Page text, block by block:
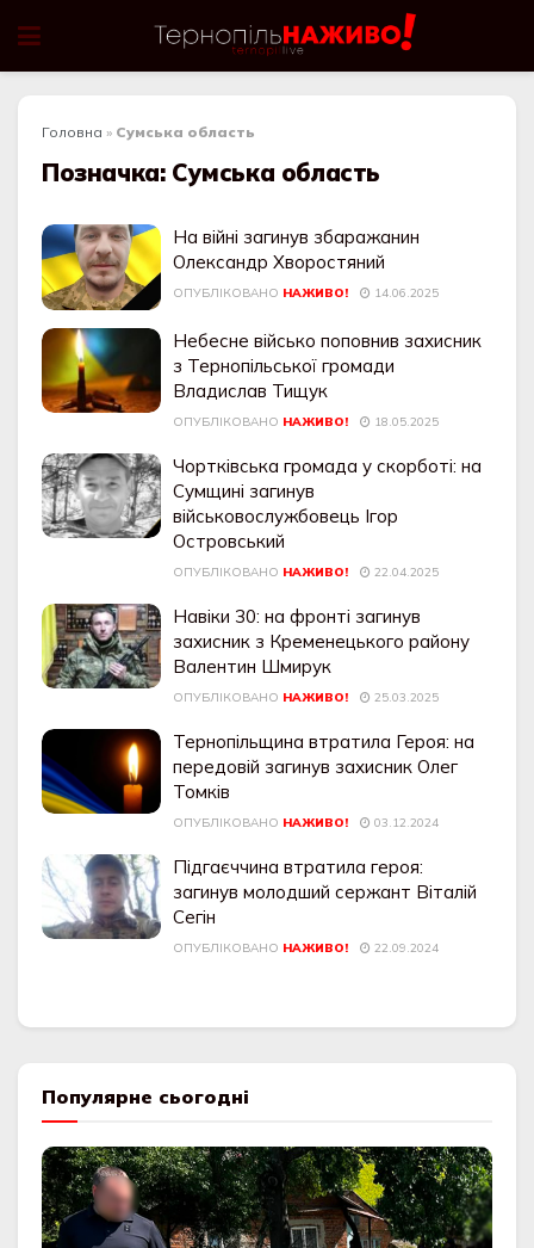
Головна » Сумська область
Позначка: Сумська область
На війні загинув збаражанин
Олександр Хворостяний
ОПУБЛІКОВАНО НАЖИВО! 14.06.2025
Небесне військо поповнив захисник
з Тернопільської громади
Владислав Тищук
ОПУБЛІКОВАНО НАЖИВО! 18.05.2025
Чортківська громада у скорботі: на
Сумщині загинув
військовослужбовець Ігор
Островський
ОПУБЛІКОВАНО НАЖИВО! 22.04.2025
Навіки 30: на фронті загинув
захисник з Кременецького району
Валентин Шмирук
ОПУБЛІКОВАНО НАЖИВО! 25.03.2025
Тернопільщина втратила Героя: на
передовій загинув захисник Олег
Томків
ОПУБЛІКОВАНО НАЖИВО! 03.12.2024
Підгаєччина втратила героя:
загинув молодший сержант Віталій
Сегін
ОПУБЛІКОВАНО НАЖИВО! 22.09.2024
Популярне сьогодні